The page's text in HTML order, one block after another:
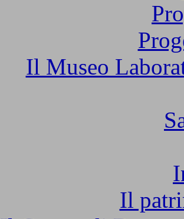
Il Museo
Il